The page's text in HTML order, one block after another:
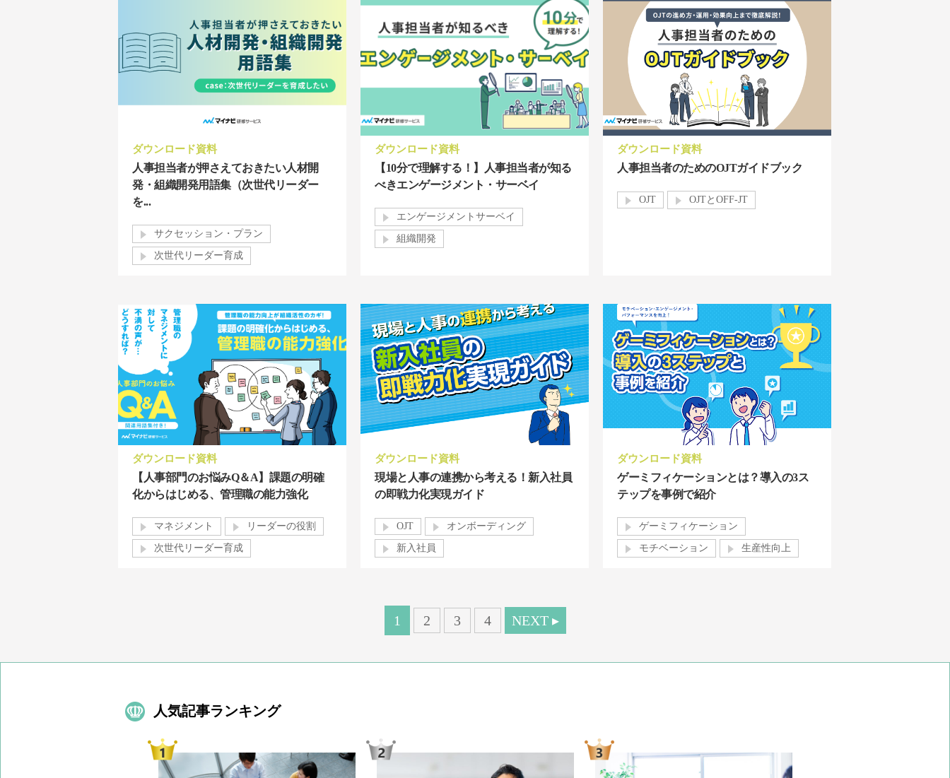
ダウンロード資料
人事担当者が押さえておきたい人材開
発・組織開発用語集（次世代リーダー
を...
サクセッション・プラン
次世代リーダー育成
ダウンロード資料
【10分で理解する！】人事担当者が知る
べきエンゲージメント・サーベイ
エンゲージメントサーベイ
組織開発
ダウンロード資料
人事担当者のためのOJTガイドブック
OJT OJTとOFF-JT
ダウンロード資料
【人事部門のお悩みQ＆A】課題の明確
化からはじめる、管理職の能力強化
マネジメント リーダーの役割
次世代リーダー育成
ダウンロード資料
現場と人事の連携から考える！新入社員
の即戦力化実現ガイド
OJT オンボーディング
新入社員
ダウンロード資料
ゲーミフィケーションとは？導入の3ス
テップを事例で紹介
ゲーミフィケーション
モチベーション 生産性向上
1 2 3 4 NEXT ▸
人気記事ランキング